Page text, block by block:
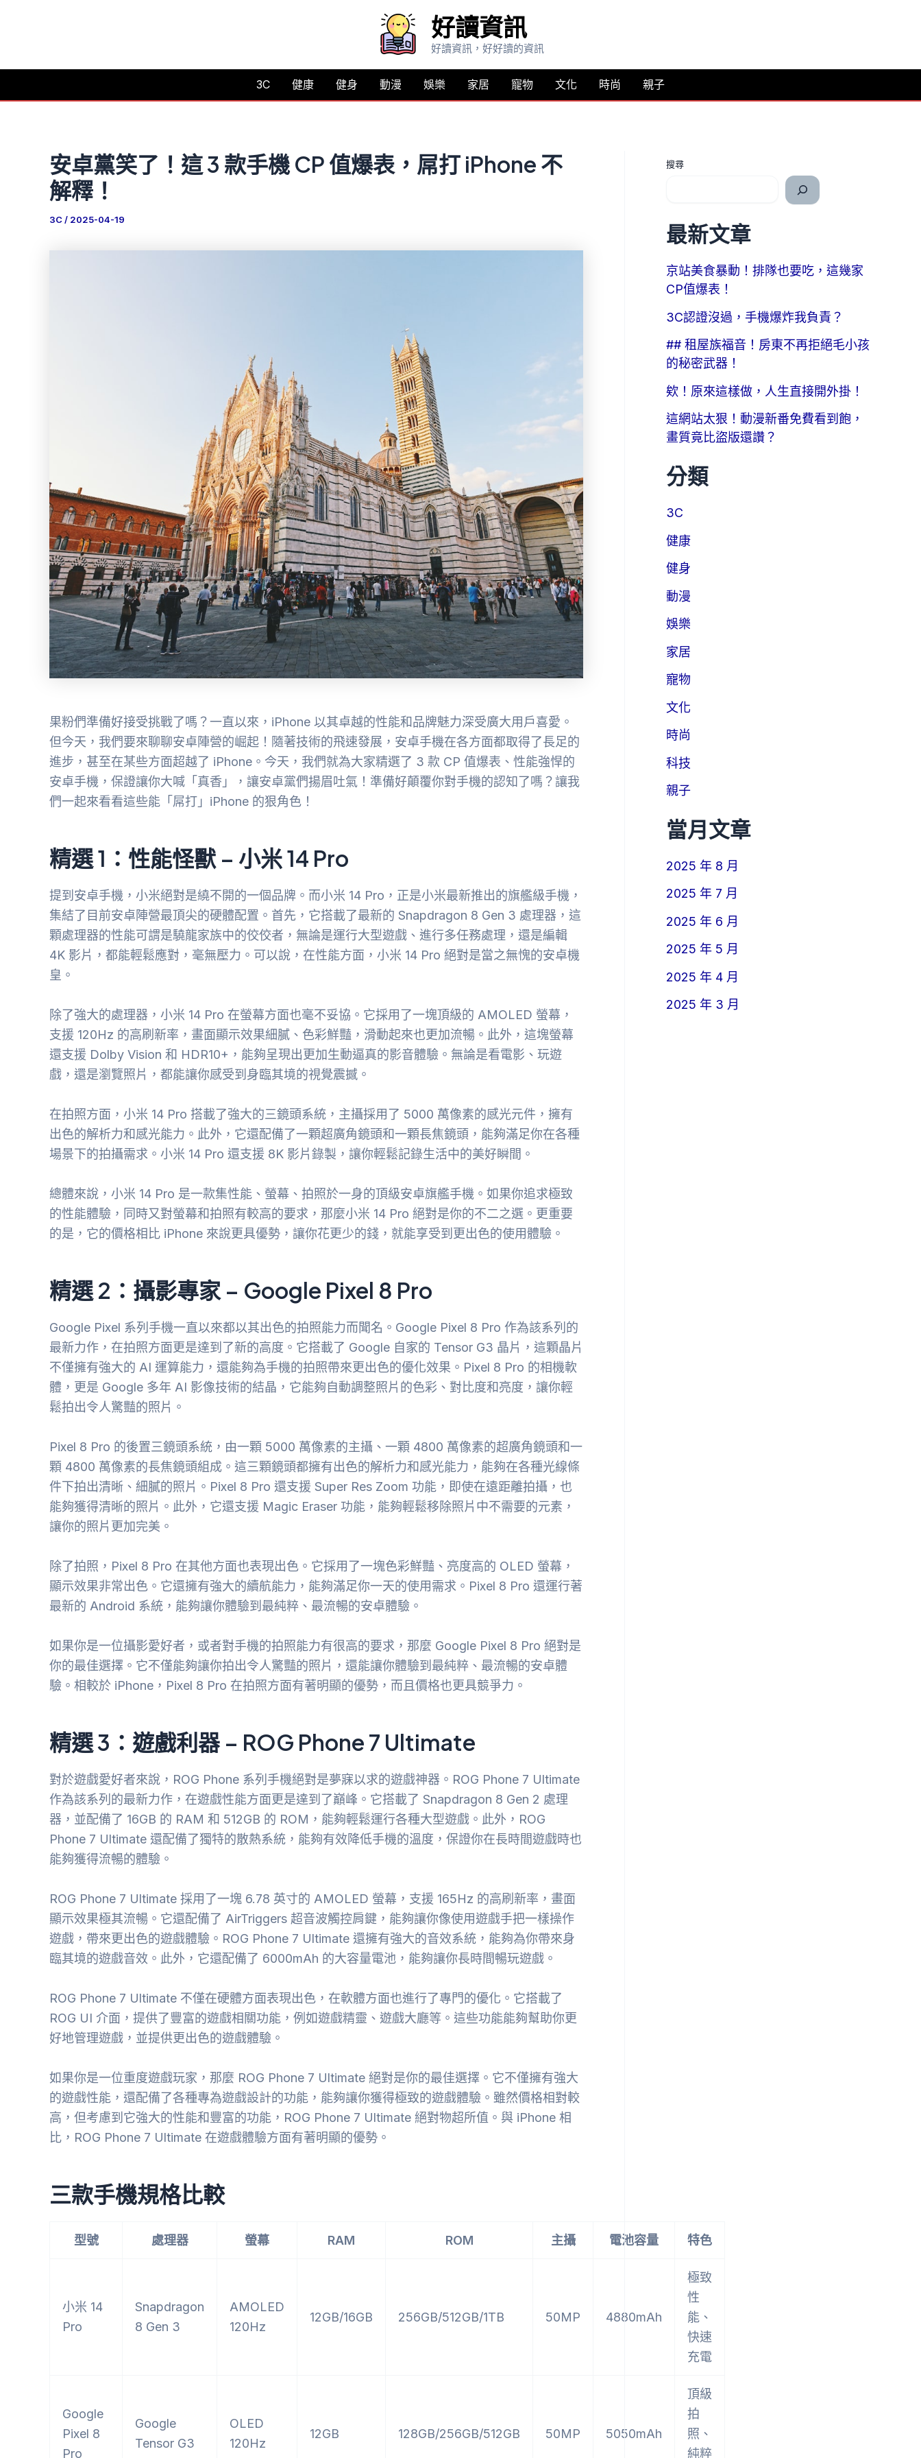
要
好讀資訊
好讀資訊，好好讀的資訊
3C 健康 健身 動漫 娛樂 家居 寵物 文化 時尚 親子
安卓黨笑了！這 3 款手機 CP 值爆表，屌打 iPhone 不
解釋！
3C/ 2025-04-19
果粉們準備好接受挑戰了嗎？一直以來，iPhone 以其卓越的性能和品牌魅力深受廣大用戶喜愛。
但今天，我們要來聊聊安卓陣營的崛起！隨著技術的飛速發展，安卓手機在各方面都取得了長足的
進步，甚至在某些方面超越了 iPhone。今天，我們就為大家精選了 3 款 CP 值爆表、性能強悍的
安卓手機，保證讓你大喊「真香」，讓安卓黨們揚眉吐氣！準備好顛覆你對手機的認知了嗎？讓我
們一起來看看這些能「屌打」iPhone 的狠角色！
精選 1：性能怪獸 – 小米 14 Pro
提到安卓手機，小米絕對是繞不開的一個品牌。而小米 14 Pro，正是小米最新推出的旗艦級手機，
集結了目前安卓陣營最頂尖的硬體配置。首先，它搭載了最新的 Snapdragon 8 Gen 3 處理器，這
顆處理器的性能可謂是驍龍家族中的佼佼者，無論是運行大型遊戲、進行多任務處理，還是編輯
4K 影片，都能輕鬆應對，毫無壓力。可以說，在性能方面，小米 14 Pro 絕對是當之無愧的安卓機
皇。
除了強大的處理器，小米 14 Pro 在螢幕方面也毫不妥協。它採用了一塊頂級的 AMOLED 螢幕，
支援 120Hz 的高刷新率，畫面顯示效果細膩、色彩鮮豔，滑動起來也更加流暢。此外，這塊螢幕
還支援 Dolby Vision 和 HDR10+，能夠呈現出更加生動逼真的影音體驗。無論是看電影、玩遊
戲，還是瀏覽照片，都能讓你感受到身臨其境的視覺震撼。
在拍照方面，小米 14 Pro 搭載了強大的三鏡頭系統，主攝採用了 5000 萬像素的感光元件，擁有
出色的解析力和感光能力。此外，它還配備了一顆超廣角鏡頭和一顆長焦鏡頭，能夠滿足你在各種
場景下的拍攝需求。小米 14 Pro 還支援 8K 影片錄製，讓你輕鬆記錄生活中的美好瞬間。
總體來說，小米 14 Pro 是一款集性能、螢幕、拍照於一身的頂級安卓旗艦手機。如果你追求極致
的性能體驗，同時又對螢幕和拍照有較高的要求，那麼小米 14 Pro 絕對是你的不二之選。更重要
的是，它的價格相比 iPhone 來說更具優勢，讓你花更少的錢，就能享受到更出色的使用體驗。
精選 2：攝影專家 – Google Pixel 8 Pro
Google Pixel 系列手機一直以來都以其出色的拍照能力而聞名。Google Pixel 8 Pro 作為該系列的
最新力作，在拍照方面更是達到了新的高度。它搭載了 Google 自家的 Tensor G3 晶片，這顆晶片
不僅擁有強大的 AI 運算能力，還能夠為手機的拍照帶來更出色的優化效果。Pixel 8 Pro 的相機軟
體，更是 Google 多年 AI 影像技術的結晶，它能夠自動調整照片的色彩、對比度和亮度，讓你輕
鬆拍出令人驚豔的照片。
Pixel 8 Pro 的後置三鏡頭系統，由一顆 5000 萬像素的主攝、一顆 4800 萬像素的超廣角鏡頭和一
顆 4800 萬像素的長焦鏡頭組成。這三顆鏡頭都擁有出色的解析力和感光能力，能夠在各種光線條
件下拍出清晰、細膩的照片。Pixel 8 Pro 還支援 Super Res Zoom 功能，即使在遠距離拍攝，也
能夠獲得清晰的照片。此外，它還支援 Magic Eraser 功能，能夠輕鬆移除照片中不需要的元素，
讓你的照片更加完美。
除了拍照，Pixel 8 Pro 在其他方面也表現出色。它採用了一塊色彩鮮豔、亮度高的 OLED 螢幕，
顯示效果非常出色。它還擁有強大的續航能力，能夠滿足你一天的使用需求。Pixel 8 Pro 還運行著
最新的 Android 系統，能夠讓你體驗到最純粹、最流暢的安卓體驗。
如果你是一位攝影愛好者，或者對手機的拍照能力有很高的要求，那麼 Google Pixel 8 Pro 絕對是
你的最佳選擇。它不僅能夠讓你拍出令人驚豔的照片，還能讓你體驗到最純粹、最流暢的安卓體
驗。相較於 iPhone，Pixel 8 Pro 在拍照方面有著明顯的優勢，而且價格也更具競爭力。
精選 3：遊戲利器 – ROG Phone 7 Ultimate
對於遊戲愛好者來說，ROG Phone 系列手機絕對是夢寐以求的遊戲神器。ROG Phone 7 Ultimate
作為該系列的最新力作，在遊戲性能方面更是達到了巔峰。它搭載了 Snapdragon 8 Gen 2 處理
器，並配備了 16GB 的 RAM 和 512GB 的 ROM，能夠輕鬆運行各種大型遊戲。此外，ROG
Phone 7 Ultimate 還配備了獨特的散熱系統，能夠有效降低手機的溫度，保證你在長時間遊戲時也
能夠獲得流暢的體驗。
ROG Phone 7 Ultimate 採用了一塊 6.78 英寸的 AMOLED 螢幕，支援 165Hz 的高刷新率，畫面
顯示效果極其流暢。它還配備了 AirTriggers 超音波觸控肩鍵，能夠讓你像使用遊戲手把一樣操作
遊戲，帶來更出色的遊戲體驗。ROG Phone 7 Ultimate 還擁有強大的音效系統，能夠為你帶來身
臨其境的遊戲音效。此外，它還配備了 6000mAh 的大容量電池，能夠讓你長時間暢玩遊戲。
ROG Phone 7 Ultimate 不僅在硬體方面表現出色，在軟體方面也進行了專門的優化。它搭載了
ROG UI 介面，提供了豐富的遊戲相關功能，例如遊戲精靈、遊戲大廳等。這些功能能夠幫助你更
好地管理遊戲，並提供更出色的遊戲體驗。
如果你是一位重度遊戲玩家，那麼 ROG Phone 7 Ultimate 絕對是你的最佳選擇。它不僅擁有強大
的遊戲性能，還配備了各種專為遊戲設計的功能，能夠讓你獲得極致的遊戲體驗。雖然價格相對較
高，但考慮到它強大的性能和豐富的功能，ROG Phone 7 Ultimate 絕對物超所值。與 iPhone 相
比，ROG Phone 7 Ultimate 在遊戲體驗方面有著明顯的優勢。
三款手機規格比較
型號 處理器 螢幕 RAM ROM 主攝 電池容量 特色
小米 14
Pro
Snapdragon
8 Gen 3
AMOLED
120Hz
12GB/16GB 256GB/512GB/1TB 50MP 4880mAh
極致
性
能、
快速
充電
Google
Pixel 8
Pro
Google
Tensor G3
OLED
120Hz
12GB 128GB/256GB/512GB 50MP 5050mAh
頂級
拍
照、
純粹
搜尋
最新文章
京站美食暴動！排隊也要吃，這幾家
CP值爆表！
3C認證沒過，手機爆炸我負責？
## 租屋族福音！房東不再拒絕毛小孩
的秘密武器！
欸！原來這樣做，人生直接開外掛！
這網站太狠！動漫新番免費看到飽，
畫質竟比盜版還讚？
分類
3C
健康
健身
動漫
娛樂
家居
寵物
文化
時尚
科技
親子
當月文章
2025 年 8 月
2025 年 7 月
2025 年 6 月
2025 年 5 月
2025 年 4 月
2025 年 3 月